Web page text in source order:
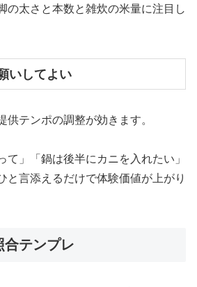
の太さと本数と雑炊の米量に注目し
いしてよい
供テンポの調整が効きます。
て」「鍋は後半にカニを入れたい」
と言添えるだけで体験価値が上がり
合テンプレ